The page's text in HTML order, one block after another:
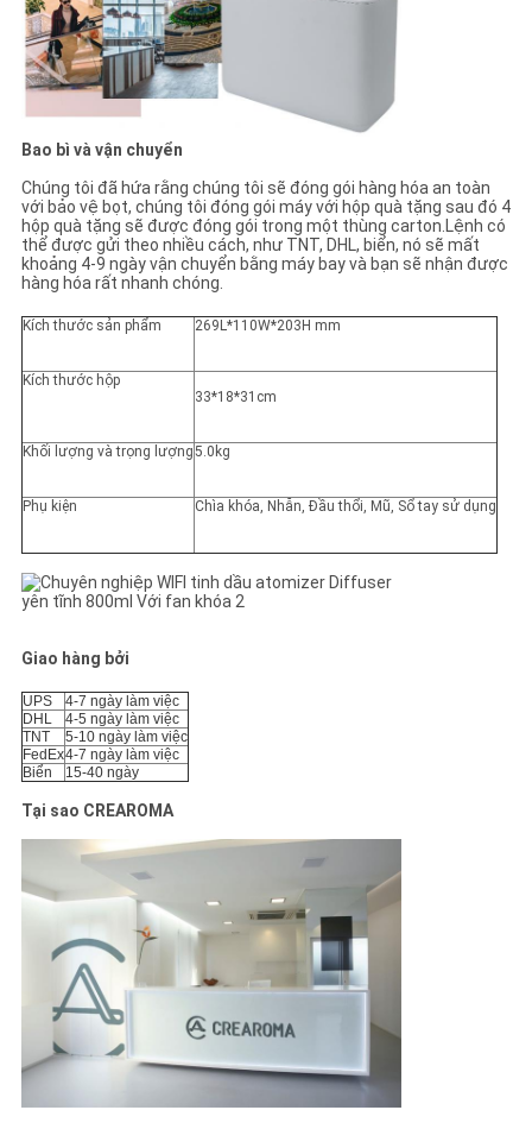
Bao bì và vận chuyển
Chúng tôi đã hứa rằng chúng tôi sẽ đóng gói hàng hóa an toàn
với bảo vệ bọt, chúng tôi đóng gói máy với hộp quà tặng sau đó 4
hộp quà tặng sẽ được đóng gói trong một thùng carton.Lệnh có
thể được gửi theo nhiều cách, như TNT, DHL, biển, nó sẽ mất
khoảng 4-9 ngày vận chuyển bằng máy bay và bạn sẽ nhận được
hàng hóa rất nhanh chóng.
Kích thước sản phẩm 269L*110W*203H mm
Kích thước hộp
33*18*31cm
Khối lượng và trọng lượng5.0kg
Phụ kiện Chìa khóa, Nhẫn, Đầu thổi, Mũ, Sổ tay sử dụng
Giao hàng bởi
UPS
4-7 ngày làm việc
DHL
4-5 ngày làm việc
TNT
5-10 ngày làm việc
FedEx4-7 ngày làm việc
Biển
15-40 ngày
Tại sao CREAROMA